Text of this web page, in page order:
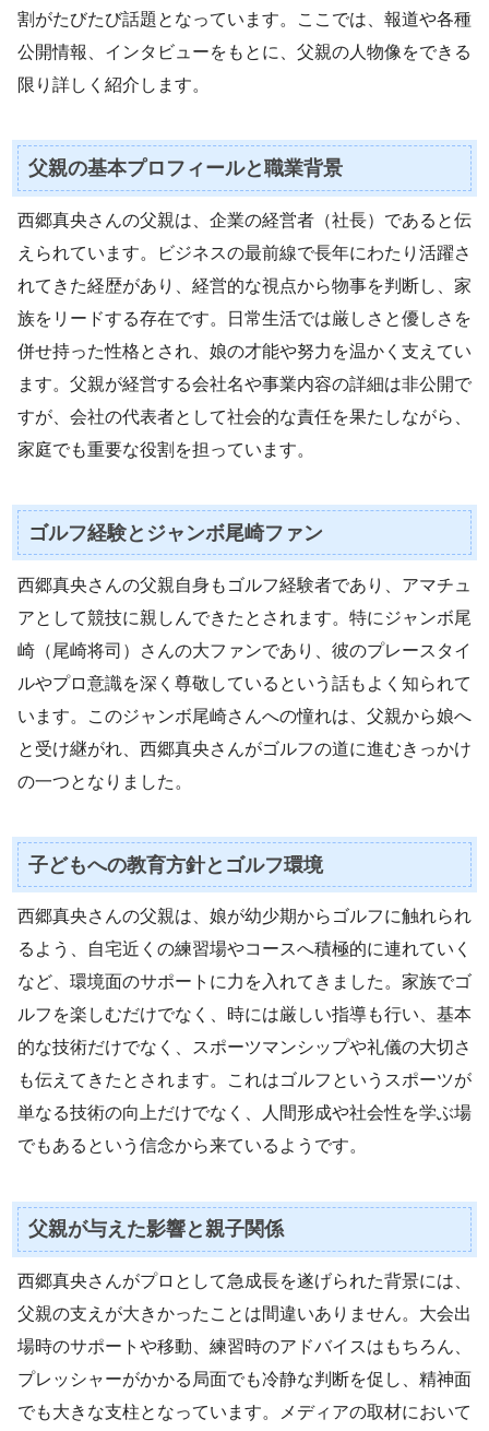
割がたびたび話題となっています。ここでは、報道や各種
公開情報、インタビューをもとに、父親の人物像をできる
限り詳しく紹介します。
父親の基本プロフィールと職業背景
西郷真央さんの父親は、企業の経営者（社長）であると伝
えられています。ビジネスの最前線で長年にわたり活躍さ
れてきた経歴があり、経営的な視点から物事を判断し、家
族をリードする存在です。日常生活では厳しさと優しさを
併せ持った性格とされ、娘の才能や努力を温かく支えてい
ます。父親が経営する会社名や事業内容の詳細は非公開で
すが、会社の代表者として社会的な責任を果たしながら、
家庭でも重要な役割を担っています。
ゴルフ経験とジャンボ尾崎ファン
西郷真央さんの父親自身もゴルフ経験者であり、アマチュ
アとして競技に親しんできたとされます。特にジャンボ尾
崎（尾崎将司）さんの大ファンであり、彼のプレースタイ
ルやプロ意識を深く尊敬しているという話もよく知られて
います。このジャンボ尾崎さんへの憧れは、父親から娘へ
と受け継がれ、西郷真央さんがゴルフの道に進むきっかけ
の一つとなりました。
子どもへの教育方針とゴルフ環境
西郷真央さんの父親は、娘が幼少期からゴルフに触れられ
るよう、自宅近くの練習場やコースへ積極的に連れていく
など、環境面のサポートに力を入れてきました。家族でゴ
ルフを楽しむだけでなく、時には厳しい指導も行い、基本
的な技術だけでなく、スポーツマンシップや礼儀の大切さ
も伝えてきたとされます。これはゴルフというスポーツが
単なる技術の向上だけでなく、人間形成や社会性を学ぶ場
でもあるという信念から来ているようです。
父親が与えた影響と親子関係
西郷真央さんがプロとして急成長を遂げられた背景には、
父親の支えが大きかったことは間違いありません。大会出
場時のサポートや移動、練習時のアドバイスはもちろん、
プレッシャーがかかる局面でも冷静な判断を促し、精神面
でも大きな支柱となっています。メディアの取材において